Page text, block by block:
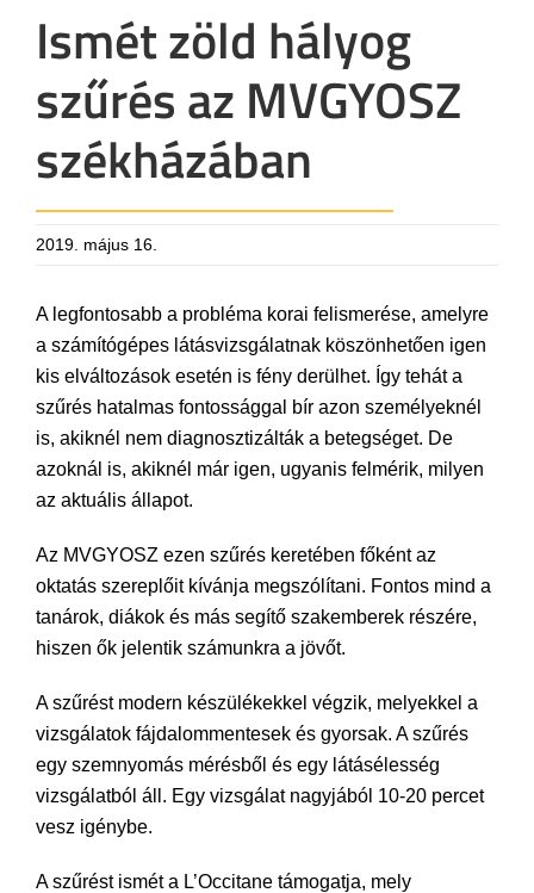
Ismét zöld hályog
szűrés az MVGYOSZ
székházában
2019. május 16.
A legfontosabb a probléma korai felismerése, amelyre
a számítógépes látásvizsgálatnak köszönhetően igen
kis elváltozások esetén is fény derülhet. Így tehát a
szűrés hatalmas fontossággal bír azon személyeknél
is, akiknél nem diagnosztizálták a betegséget. De
azoknál is, akiknél már igen, ugyanis felmérik, milyen
az aktuális állapot.
Az MVGYOSZ ezen szűrés keretében főként az
oktatás szereplőit kívánja megszólítani. Fontos mind a
tanárok, diákok és más segítő szakemberek részére,
hiszen ők jelentik számunkra a jövőt.
A szűrést modern készülékekkel végzik, melyekkel a
vizsgálatok fájdalommentesek és gyorsak. A szűrés
egy szemnyomás mérésből és egy látásélesség
vizsgálatból áll. Egy vizsgálat nagyjából 10-20 percet
vesz igénybe.
A szűrést ismét a L’Occitane támogatja, mely